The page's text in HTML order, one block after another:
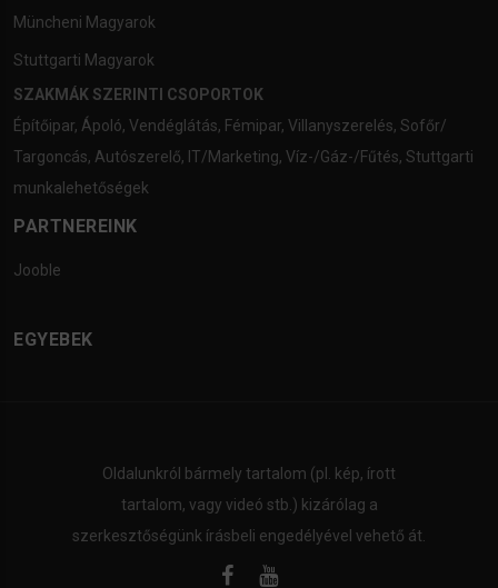
Müncheni Magyarok
Stuttgarti Magyarok
SZAKMÁK SZERINTI CSOPORTOK
Építőipar, Ápoló, Vendéglátás, Fémipar, Villanyszerelés, Sofőr/
Targoncás, Autószerelő, IT/Marketing, Víz-/Gáz-/Fűtés, Stuttgarti
munkalehetőségek
PARTNEREINK
Jooble
EGYEBEK
Oldalunkról bármely tartalom (pl. kép, írott
tartalom, vagy videó stb.) kizárólag a
szerkesztőségünk írásbeli engedélyével vehető át.